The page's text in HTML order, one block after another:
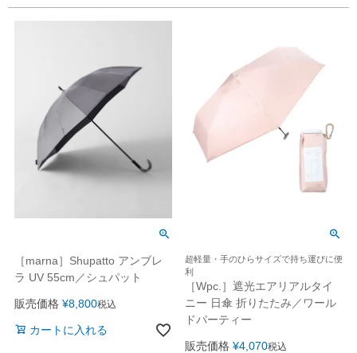
［marna］Shupatto アンブレ
ラ UV 55cm／シュパット
販売価格 ¥8,800税込
カートに入れる
超軽量・手のひらサイズで持ち運びに便
利
［Wpc.］遮光エアリアルタイ
ニー 日傘 折りたたみ／ワール
ドパーティー
販売価格 ¥4,070税込